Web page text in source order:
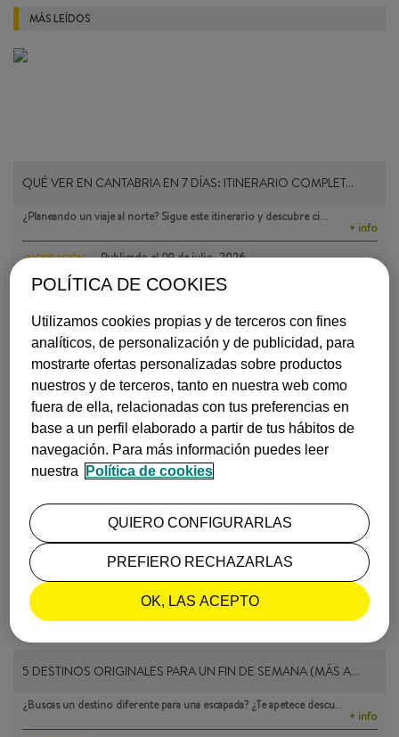
MÁS LEÍDOS
QUÉ VER EN CANTABRIA EN 7 DÍAS: ITINERARIO COMPLET…
¿Planeando un viaje al norte? Sigue este itinerario y descubre ci…
+ info
INSPIRACIÓN Publicado el09 de julio, 2026
LOS MEJORES PARQUES NATURALES DE EUROPA
De Reino Unido a Finlandia pasando por Islandia, Croacia, Italia …
INSPIRACIÓN Publicado el26 de septiembre, 2023
5 DESTINOS ORIGINALES PARA UN FIN DE SEMANA (MÁS A…
¿Buscas un destino diferente para una escapada? ¿Te apetece descu…
+ info
POLÍTICA DE COOKIES
Utilizamos cookies propias y de terceros con fines
analíticos, de personalización y de publicidad, para
mostrarte ofertas personalizadas sobre productos
nuestros y de terceros, tanto en nuestra web como
fuera de ella, relacionadas con tus preferencias en
base a un perfil elaborado a partir de tus hábitos de
navegación. Para más información puedes leer
nuestra
Política de cookies
PREFIERO RECHAZARLAS
OK, LAS ACEPTO
QUIERO CONFIGURARLAS